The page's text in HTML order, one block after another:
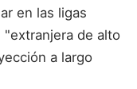
en las ligas
"extranjera de alto
a largo